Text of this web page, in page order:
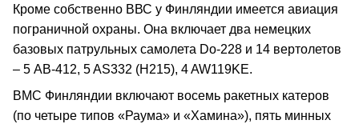
Кроме собственно ВВС у Финляндии имеется авиация
пограничной охраны. Она включает два немецких
базовых патрульных самолета Do-228 и 14 вертолетов
– 5 AB-412, 5 AS332 (Н215), 4 AW119KE.
ВМС Финляндии включают восемь ракетных катеров
(по четыре типов «Раума» и «Хамина»), пять минных